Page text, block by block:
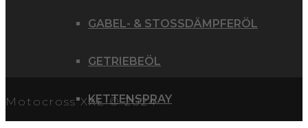
GABEL- & STOSSDÄMPFERÖL
GETRIEBEÖL
KETTENSPRAY
Motocross XXL © 2024